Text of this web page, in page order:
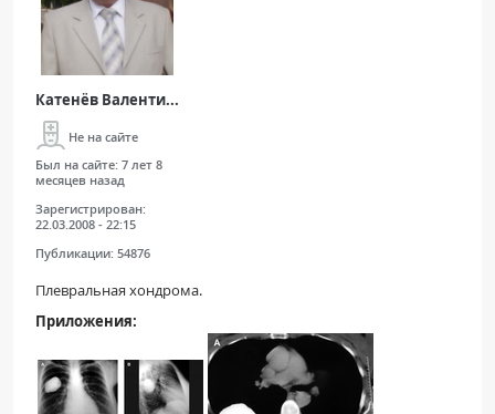
Катенёв Валенти...
Не на сайте
Был на сайте: 7 лет 8
месяцев назад
Зарегистрирован:
22.03.2008 - 22:15
Публикации: 54876
Плевральная хондрома.
Приложения: